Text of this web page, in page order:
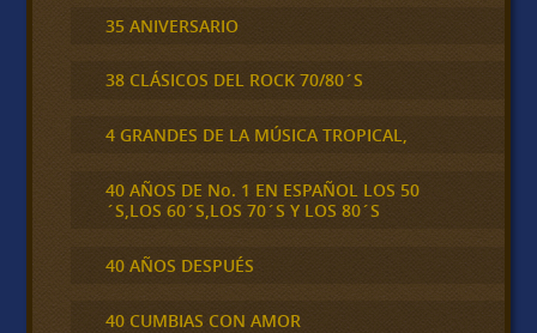
35 ANIVERSARIO
38 CLÁSICOS DEL ROCK 70/80´S
4 GRANDES DE LA MÚSICA TROPICAL,
40 AÑOS DE No. 1 EN ESPAÑOL LOS 50
´S,LOS 60´S,LOS 70´S Y LOS 80´S
40 AÑOS DESPUÉS
40 CUMBIAS CON AMOR